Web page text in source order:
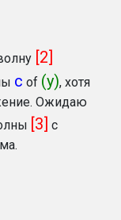
[2]
с of (y), хотя
Ожидаю
[3] с